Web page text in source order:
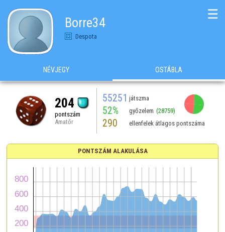
Borre34
Despota
☰
NÉVJEGY OSTÁBLA
204
pontszám
Amatőr
55251 játszma
52% győzelem (28759)
290 ellenfelek átlagos pontszáma
PONTSZÁM ALAKULÁSA